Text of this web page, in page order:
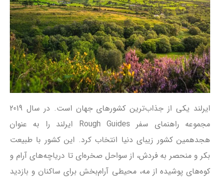
ایرلند یکی از جذاب‌ترین کشورهای جهان است. در سال 2019
مجموعه راهنمای سفر Rough Guides ایرلند را به عنوان
هجدهمین کشور زیبای دنیا انتخاب کرد. این کشور با طبیعت
بکر و منحصر به فردش، از سواحل صخره‌ای تا دریاچه‌های آرام و
کوه‌های پوشیده از مه، محیطی آرام‌بخش برای ساکنان و بازدید